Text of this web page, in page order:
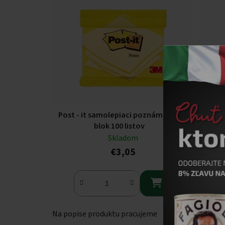
Post - it samolepiaci poznámkový
blok 100 listov
Skladom
€3,05

Na popise produktu pracujeme
Post -
Na